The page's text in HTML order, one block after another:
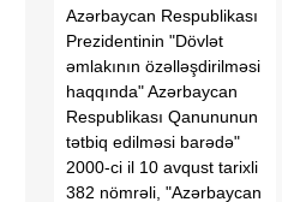
Azərbaycan Respublikası
Prezidentinin "Dövlət
əmlakının özəlləşdirilməsi
haqqında" Azərbaycan
Respublikası Qanununun
tətbiq edilməsi barədə"
2000-ci il 10 avqust tarixli
382 nömrəli, "Azərbaycan